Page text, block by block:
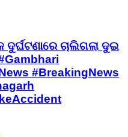
ଚାଲିଗଲା ଦୁଇ
#BreakingNews